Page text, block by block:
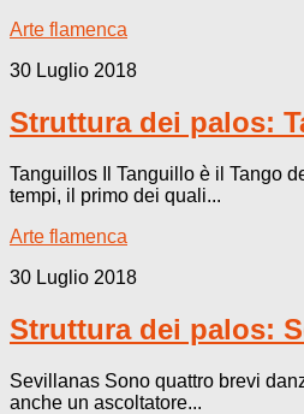
Arte flamenca
30 Luglio 2018
Struttura dei palos:
Tanguillos Il Tanguillo è il Tango
tempi, il primo dei quali...
Arte flamenca
30 Luglio 2018
Struttura dei palos:
Sevillanas Sono quattro brevi
anche un ascoltatore...